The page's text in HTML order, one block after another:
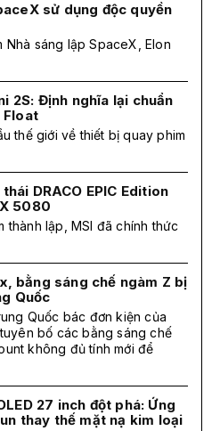
sử dụng độc quyền
Nhà sáng lập SpaceX, Elon
2S: Định nghĩa lại chuẩn
Float
thế giới về thiết bị quay phim
DRACO EPIC Edition
5080
thành lập, MSI đã chính thức
bằng sáng chế ngàm Z bị
Quốc
Quốc bác đơn kiện của
bố các bằng sáng chế
không đủ tính mới để
27 inch đột phá: Ứng
thay thế mặt nạ kim loại